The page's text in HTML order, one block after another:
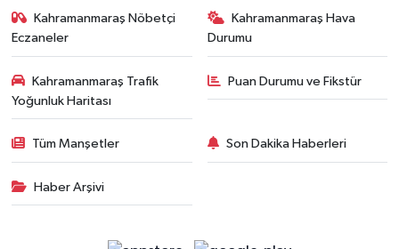
Kahramanmaraş Nöbetçi
Eczaneler
Kahramanmaraş Hava
Durumu
Kahramanmaraş Trafik
Yoğunluk Haritası
Puan Durumu ve Fikstür
Tüm Manşetler Son Dakika Haberleri
Haber Arşivi